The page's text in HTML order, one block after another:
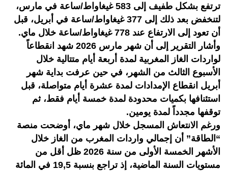
ترتفع بشكل طفيف إلى 583 غيغاواط/ساعة في مارس،
لتنخفض بعد ذلك إلى 377 غيغاواط/ساعة في أبريل، قبل
أن تعود إلى الارتفاع عند 778 غيغاواط/ساعة خلال ماي.
وأشار التقرير إلى أن شهر مارس 2026 شهد انقطاعاً
لواردات الغاز المغربية لمدة أربعة أيام متتالية خلال
الأسبوع الثالث من الشهر، في حين عرفت بداية شهر
أبريل انقطاع الإمدادات لمدة عشرة أيام متواصلة، قبل
استئنافها بكميات محدودة لمدة خمسة أيام فقط، ثم
توقفها مجدداً لمدة يومين.
ورغم الانتعاش المسجل خلال شهر ماي، أوضحت منصة
“الطاقة” أن إجمالي واردات المغرب من الغاز خلال
الأشهر الخمسة الأولى من سنة 2026 ظل أقل من
مستويات السنة الماضية، إذ تراجع بنسبة 19,5 في المائة